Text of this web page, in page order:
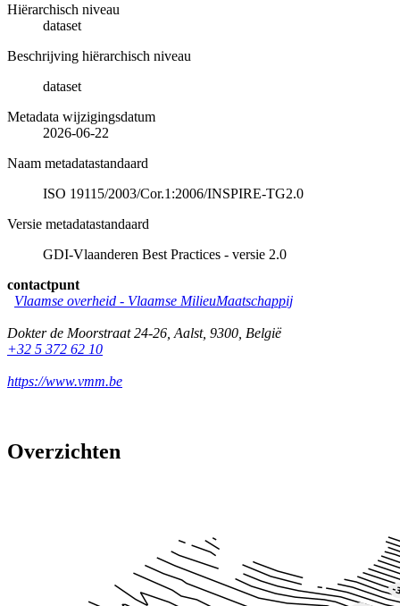
Hiërarchisch niveau
dataset
Beschrijving hiërarchisch niveau
dataset
Metadata wijzigingsdatum
2026-06-22
Naam metadatastandaard
ISO 19115/2003/Cor.1:2006/INSPIRE-TG2.0
Versie metadatastandaard
GDI-Vlaanderen Best Practices - versie 2.0
contactpunt
Vlaamse overheid - Vlaamse MilieuMaatschappij
Dokter de Moorstraat 24-26 Aalst, 9300 België
+32 5 372 62 10
https://www.vmm.be
Overzichten